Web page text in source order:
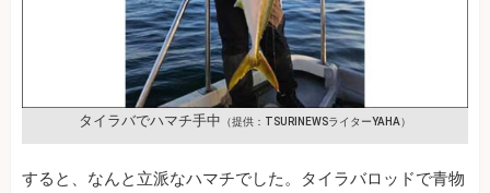
タイラバでハマチ手中 （提供：TSURINEWSライターYAHA）
すると、なんと立派なハマチでした。タイラバロッドで青物